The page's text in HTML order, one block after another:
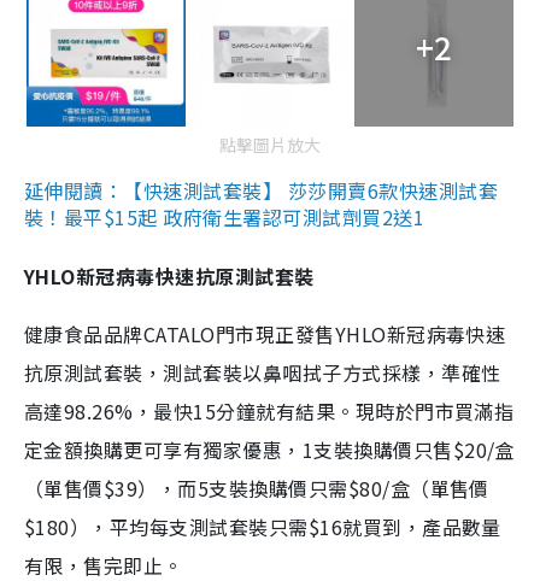
+2
點擊圖片放大
延伸閱讀：【快速測試套裝】 莎莎開賣6款快速測試套
裝！最平$15起 政府衛生署認可測試劑買2送1
YHLO新冠病毒快速抗原測試套裝
健康食品品牌CATALO門市現正發售YHLO新冠病毒快速
抗原測試套裝，測試套裝以鼻咽拭子方式採樣，準確性
高達98.26%，最快15分鐘就有結果。現時於門市買滿指
定金額換購更可享有獨家優惠，1支裝換購價只售$20/盒
（單售價$39），而5支裝換購價只需$80/盒（單售價
$180），平均每支測試套裝只需$16就買到，產品數量
有限，售完即止。